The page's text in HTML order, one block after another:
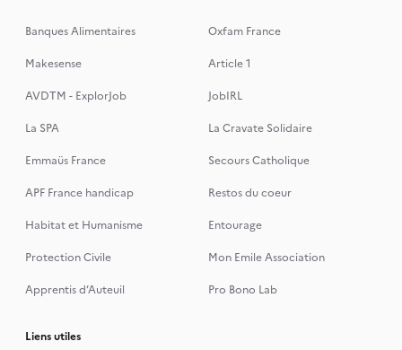
Banques Alimentaires
Oxfam France
Makesense
Article 1
AVDTM - ExplorJob
JobIRL
La SPA
La Cravate Solidaire
Emmaüs France
Secours Catholique
APF France handicap
Restos du coeur
Habitat et Humanisme
Entourage
Protection Civile
Mon Emile Association
Apprentis d’Auteuil
Pro Bono Lab
Liens utiles